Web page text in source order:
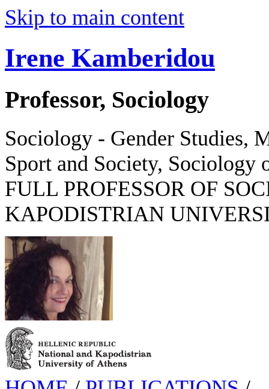
Skip to main content
Irene Kamberidou
Professor, Sociology
Sociology - Gender Studies,
Sport and Society,
FULL PROFESSOR OF
KAPODISTRIAN